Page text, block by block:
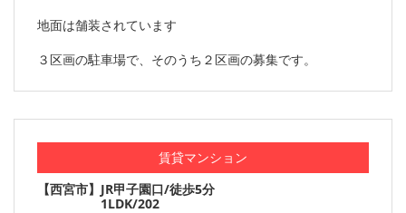
地面は舗装されています
３区画の駐車場で、そのうち２区画の募集です。
賃貸マンション
【西宮市】JR甲子園口/徒歩5分
1LDK/202